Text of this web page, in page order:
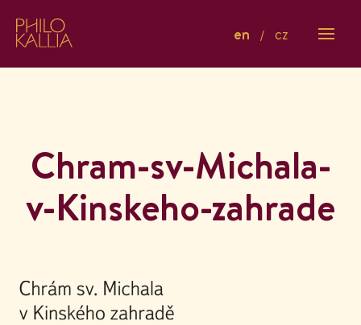
en cz
Chram-sv-Michala-
v-Kinskeho-zahrade